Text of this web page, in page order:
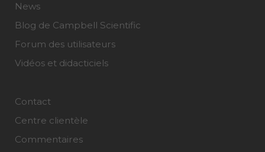
News
Blog de Campbell Scientific
Forum des utilisateurs
Vidéos et didacticiels
Contact
Centre clientèle
Commentaires